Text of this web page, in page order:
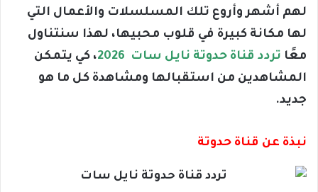
لهم أشهر وأروع تلك المسلسلات والأعمال التي
لها مكانة كبيرة في قلوب محبيها، لهذا سنتناول
معًا تردد قناة حدوتة نايل سات 2026
، كي يتمكن
المشاهدين من استقبالها ومشاهدة كل ما هو
جديد.
نبذة عن قناة حدوتة